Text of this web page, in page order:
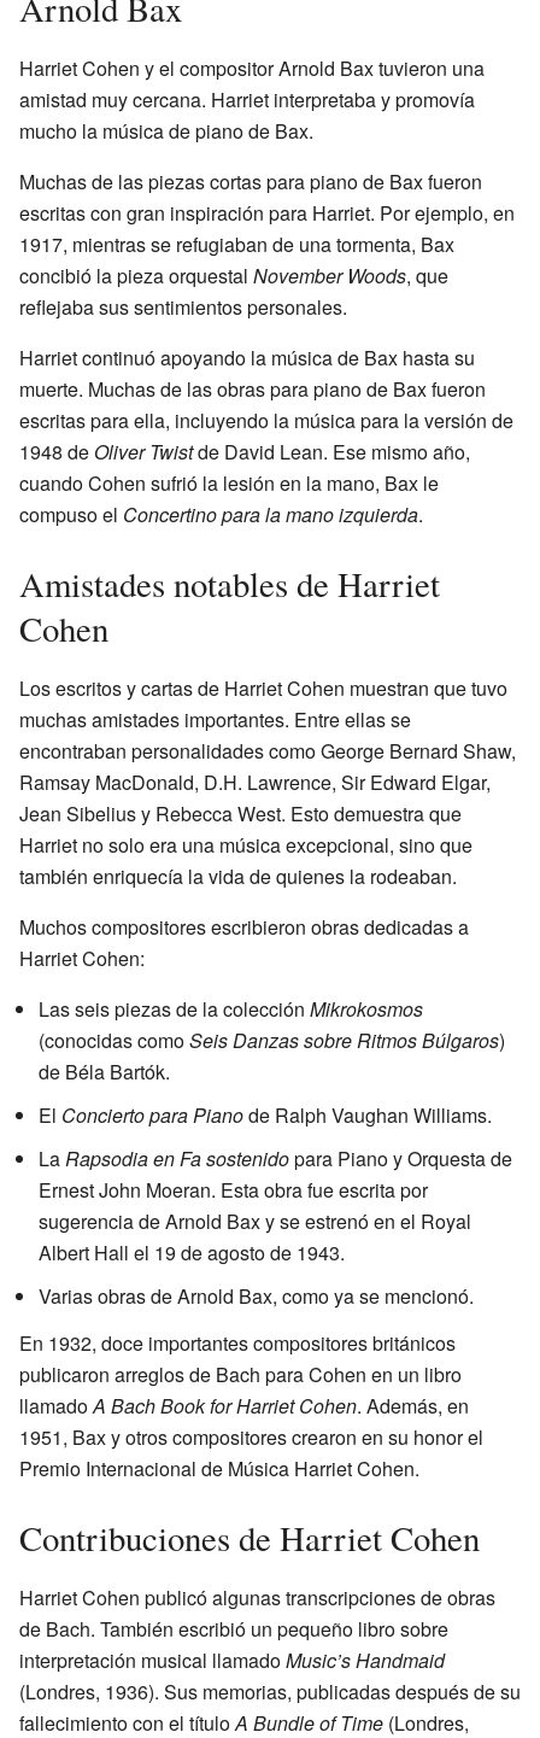
Harriet Cohen y el compositor Arnold Bax tuvieron una
amistad muy cercana. Harriet interpretaba y promovía
mucho la música de piano de Bax.
Muchas de las piezas cortas para piano de Bax fueron
escritas con gran inspiración para Harriet. Por ejemplo, en
1917, mientras se refugiaban de una tormenta, Bax
concibió la pieza orquestal November Woods, que
reflejaba sus sentimientos personales.
Harriet continuó apoyando la música de Bax hasta su
muerte. Muchas de las obras para piano de Bax fueron
escritas para ella, incluyendo la música para la versión de
1948 de Oliver Twistde David Lean. Ese mismo año,
cuando Cohen sufrió la lesión en la mano, Bax le
compuso el Concertino para la mano izquierda.
Amistades notables de Harriet
Cohen
Los escritos y cartas de Harriet Cohen muestran que tuvo
muchas amistades importantes. Entre ellas se
encontraban personalidades como George Bernard Shaw,
Ramsay MacDonald, D.H. Lawrence, Sir Edward Elgar,
Jean Sibelius y Rebecca West. Esto demuestra que
Harriet no solo era una música excepcional, sino que
también enriquecía la vida de quienes la rodeaban.
Muchos compositores escribieron obras dedicadas a
Harriet Cohen:
Las seis piezas de la colección Mikrokosmos
(conocidas comoSeis Danzas sobre Ritmos Búlgaros)
de Béla Bartók.
El Concierto para Pianode Ralph Vaughan Williams.
La Rapsodia en Fa sostenidopara Piano y Orquesta de
Ernest John Moeran. Esta obra fue escrita por
sugerencia de Arnold Bax y se estrenó en el Royal
Albert Hall el 19 de agosto de 1943.
Varias obras de Arnold Bax, como ya se mencionó.
En 1932, doce importantes compositores británicos
publicaron arreglos de Bach para Cohen en un libro
llamadoA Bach Book for Harriet Cohen. Además, en
1951, Bax y otros compositores crearon en su honor el
Premio Internacional de Música Harriet Cohen.
Contribuciones de Harriet Cohen
Harriet Cohen publicó algunas transcripciones de obras
de Bach. También escribió un pequeño libro sobre
interpretación musical llamadoMusic’s Handmaid
(Londres, 1936). Sus memorias, publicadas después de su
fallecimiento con el títuloA Bundle of Time (Londres,